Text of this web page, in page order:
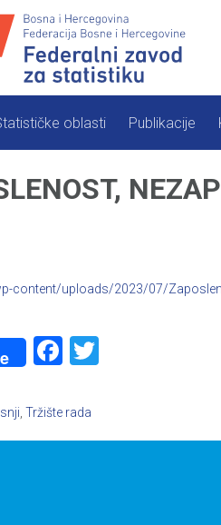
oblasti Publikacije
content/uploads/2023/07/
Facebook
Tržište rada